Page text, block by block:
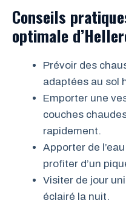
Conseils
optimale
Prévoir des
adaptées au sol
Emporter une
couches
rapidement.
Apporter de
profiter d’un
Visiter de jour
éclairé la nuit.